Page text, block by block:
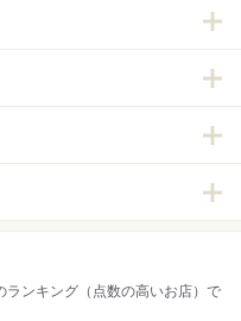
ランキング（点数の高いお店）で